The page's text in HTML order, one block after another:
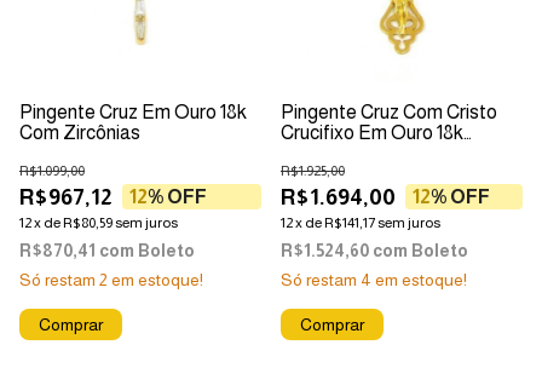
Pingente Cruz Em Ouro 18k
Com Zircônias
R$967,12
R$1.099,00
12% OFF
12x deR$80,59sem juros
R$870,41 com Boleto
Só restam 2 em estoque!
Pingente Cruz Com Cristo
Crucifixo Em Ouro 18k
R$1.694,00
R$1.925,00
12% OFF
12x deR$141,17sem juros
R$1.524,60 com Boleto
Só restam 4 em estoque!